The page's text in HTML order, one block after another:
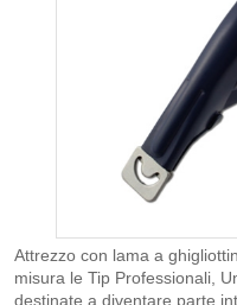
Attrezzo con lama a
misura le Tip Professionali,
destinate a diventare parte